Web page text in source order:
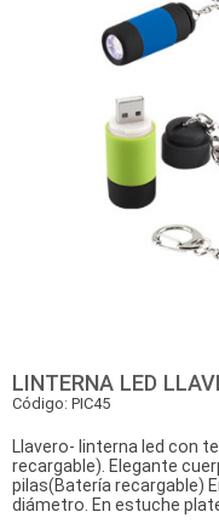
LINTERNA LED
Código: PIC45
Llavero- linterna led con
recargable). Elegante
pilas(Batería recargable)
diámetro. En estuche